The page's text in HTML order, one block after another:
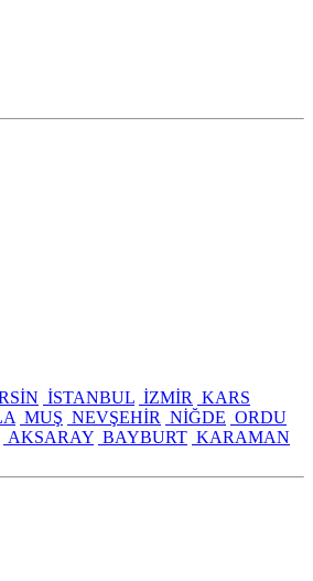
İSTANBUL İZMİR KARS
MUŞ NEVŞEHİR NİĞDE ORDU
AKSARAY BAYBURT KARAMAN